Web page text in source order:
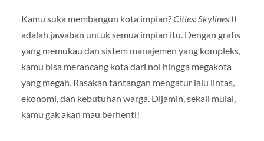
Kamu suka membangun kota impian?Cities: Skylines II
adalah jawaban untuk semua impian itu. Dengan grafis
yang memukau dan sistem manajemen yang kompleks,
kamu bisa merancang kota dari nol hingga megakota
yang megah. Rasakan tantangan mengatur lalu lintas,
ekonomi, dan kebutuhan warga. Dijamin, sekali mulai,
kamu gak akan mau berhenti!